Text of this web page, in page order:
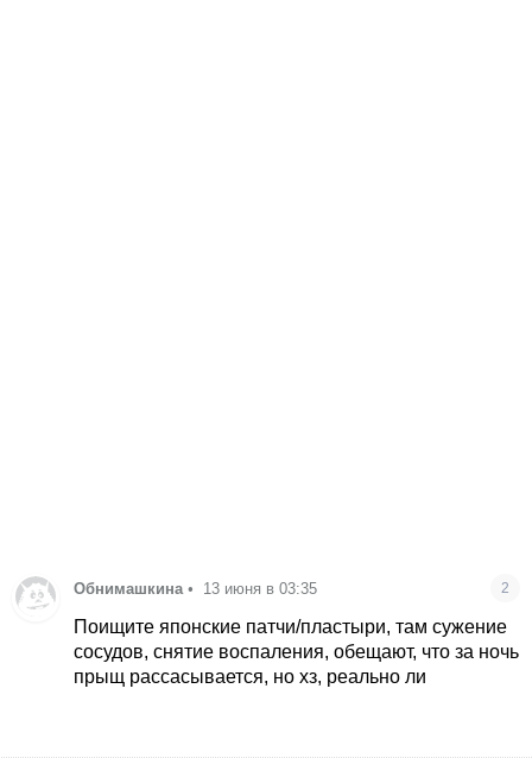
Обнимашкина • 13 июня в 03:35 2
Поищите японские патчи/пластыри, там сужение
сосудов, снятие воспаления, обещают, что за ночь
прыщ рассасывается, но хз, реально ли